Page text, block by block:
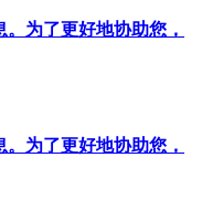
为了更好地协助您，
为了更好地协助您，